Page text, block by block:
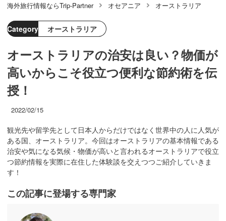
海外旅行情報ならTrip-Partner オセアニア オーストラリア
Category オーストラリア
オーストラリアの治安は良い？物価が
高いからこそ役立つ便利な節約術を伝
授！
2022/02/15
観光先や留学先として日本人からだけではなく世界中の人に人気が
ある国、オーストラリア。今回はオーストラリアの基本情報である
治安や気になる気候・物価が高いと言われるオーストラリアで役立
つ節約情報を実際に在住した体験談を交えつつご紹介していきま
す！
この記事に登場する専門家